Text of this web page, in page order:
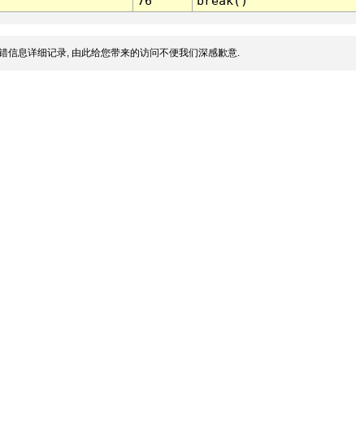
信息详细记录, 由此给您带来的访问不便我们深感歉意.